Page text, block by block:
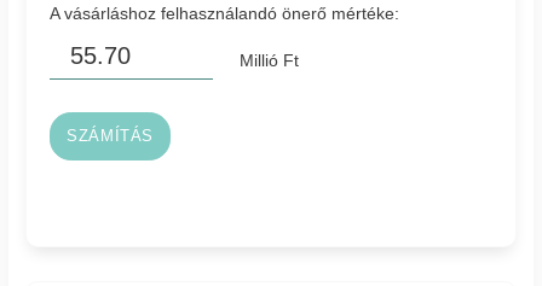
A vásárláshoz felhasználandó önerő mértéke:
Millió Ft
SZÁMÍTÁS